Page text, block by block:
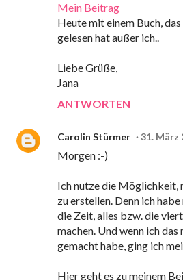
Mein Beitrag
Heute mit einem Buch,
gelesen hat außer ich..
Liebe Grüße,
Jana
ANTWORTEN
Carolin Stürmer 31. März
Morgen :-)
Ich nutze die Möglichkeit,
zu erstellen. Denn ich
die Zeit, alles bzw. die
machen. Und wenn ich das
gemacht habe, ging ich
Hier geht es zu meinem